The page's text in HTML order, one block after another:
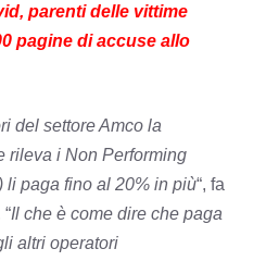
parenti delle vittime
pagine di accuse allo
del settore Amco la
rileva i Non Performing
li paga fino al 20% in più“, fa
“Il che è come dire che paga
altri operatori